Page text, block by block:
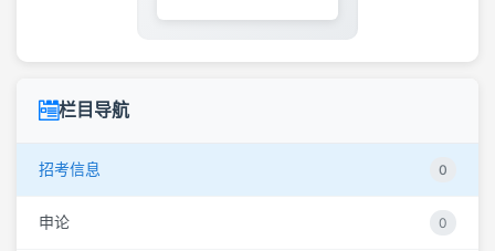
栏目导航
招考信息 0
申论 0